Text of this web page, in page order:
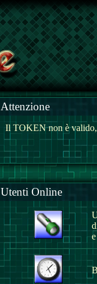
Attenzione
Il TOKEN non è valido,
Utenti Online
e